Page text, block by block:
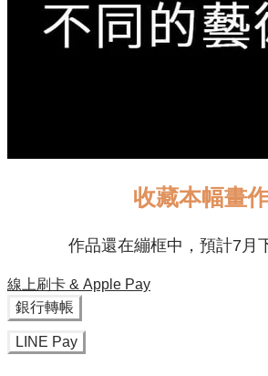
收藏本幅畫
作品還在繃框中，預計7月
線上刷卡 & Apple Pay
銀行轉帳
LINE Pay